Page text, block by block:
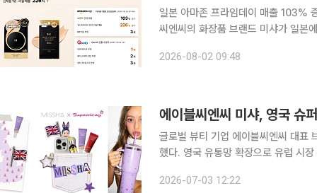
일본 아마존 프라임데이 매출 103% 증
씨엔씨의 화장품 브랜드 미샤가 일본
이에서 지난해 행사 대비 매출이
2026-08-02 09:48
에이블씨엔씨 미샤, 영국 슈
글로벌 뷰티 기업 에이블씨엔씨 대표
했다. 영국 유통망 확장으로 유럽 시장 공략을 가속
보유하고 있어 미샤의 현지 소비자 접
2026-07-03 12:22